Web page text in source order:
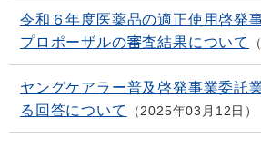
令和６年度医薬品の適正使用啓発
プロポーザルの審査結果について
ヤングケアラー普及啓発事業委託
る回答について
2025年03月12日